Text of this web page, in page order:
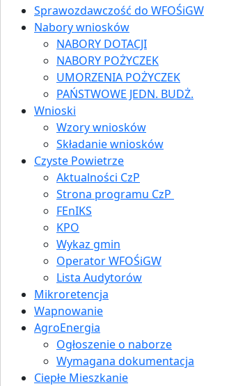
Sprawozdawczość do WFOŚiGW
Nabory wniosków
NABORY DOTACJI
NABORY POŻYCZEK
UMORZENIA POŻYCZEK
PAŃSTWOWE JEDN. BUDŻ.
Wnioski
Wzory wniosków
Składanie wniosków
Czyste Powietrze
Aktualności CzP
Strona programu CzP
FEnIKS
KPO
Wykaz gmin
Operator WFOŚiGW
Lista Audytorów
Mikroretencja
Wapnowanie
AgroEnergia
Ogłoszenie o naborze
Wymagana dokumentacja
Ciepłe Mieszkanie